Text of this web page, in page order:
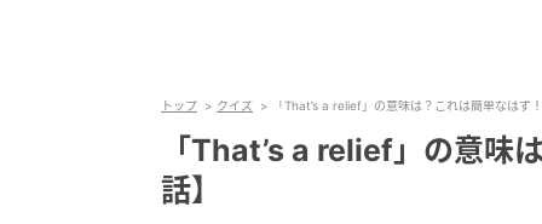
トップ クイズ 「That’s a relief」の意味は？これは簡単なはず
「That’s a relief」の意味
話】